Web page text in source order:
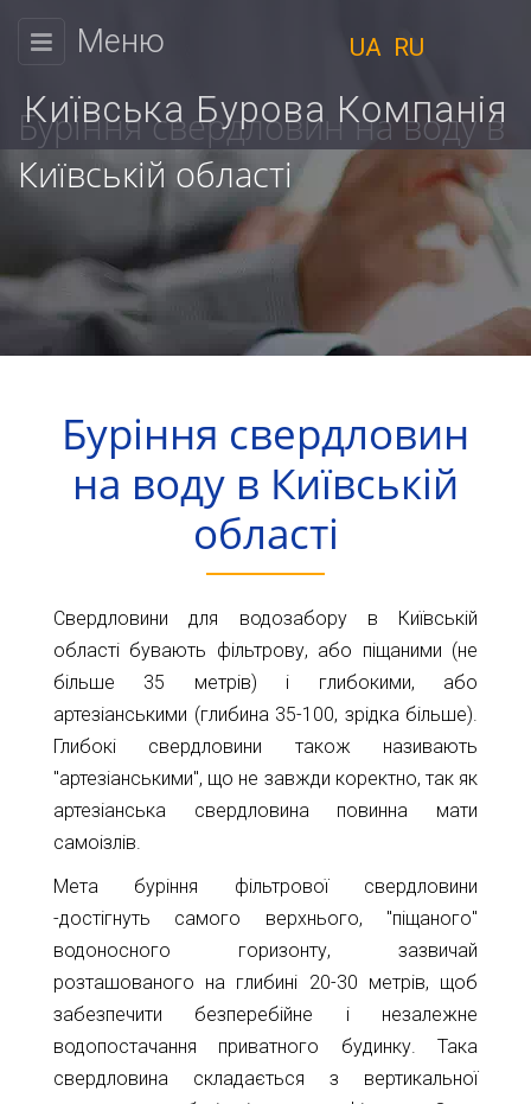
КИЇВСЬКА
КОМПАНІЯ
Фізичним
особам
Юридичним
особам
Розрахунок
вартості
глибин
Новини
Статті
Відгуки
Контакти
працюємо
Нд.
Адреса:
м.Київ
вул.
Велика
Окружна,
4
(біля
гіпермаркету
Ашан)
+38044-
221-
02-
02
+38098-
856-
11-
Меню
Київська Бурова Компанія
UA RU
Буріння свердловин на воду в
Київській області
Буріння свердловин
на воду в Київській
області
Свердловини для водозабору в Київській
області бувають фільтрову, або піщаними (не
більше 35 метрів) і глибокими, або
артезіанськими (глибина 35-100, зрідка більше).
Глибокі свердловини також називають
"артезіанськими", що не завжди коректно, так як
артезіанська свердловина повинна мати
самоізлів.
Мета буріння фільтрової свердловини
-достігнуть самого верхнього, "піщаного"
водоносного горизонту, зазвичай
розташованого на глибині 20-30 метрів, щоб
забезпечити безперебійне і незалежне
водопостачання приватного будинку. Така
свердловина складається з вертикальної